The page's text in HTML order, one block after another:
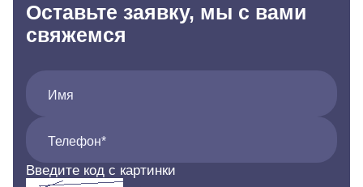
Оставьте заявку, мы с вами
свяжемся
Имя
Телефон*
Введите код с картинки